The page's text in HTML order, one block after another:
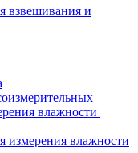
взвешивания и
влажности
измерения влажности